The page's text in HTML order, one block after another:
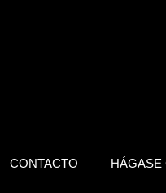
CONTACTO HÁGASE